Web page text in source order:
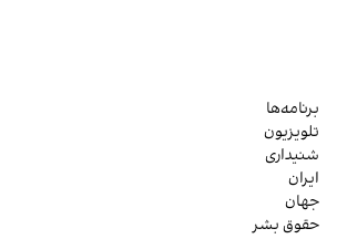
برنامه‌ها
تلویزیون
شنیداری
ایران
جهان
حقوق بشر